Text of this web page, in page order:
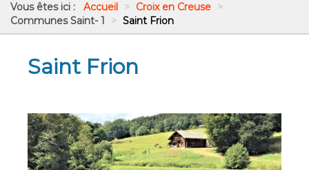
Vous êtes ici : Accueil > Croix en Creuse >
Communes Saint- 1
> Saint Frion
Saint Frion